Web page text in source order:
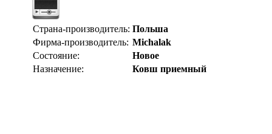
Страна-производитель: Польша
Фирма-производитель: Michalak
Состояние:
Новое
Назначение:
Ковш приемный